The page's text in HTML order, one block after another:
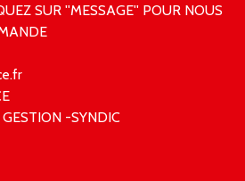
SUR ''MESSAGE'' POUR NOUS
-SYNDIC